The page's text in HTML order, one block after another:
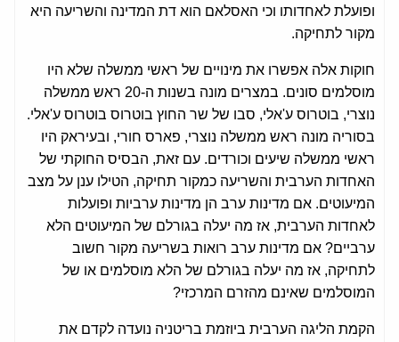
ופועלת לאחדותו וכי האסלאם הוא דת המדינה והשריעה היא
מקור לתחיקה.
חוקות אלה אפשרו את מינויים של ראשי ממשלה שלא היו
מוסלמים סונים. במצרים מונה בשנות ה-20 ראש ממשלה
נוצרי, בוטרוס ע'אלי, סבו של שר החוץ בוטרוס בוטרוס ע'אלי.
בסוריה מונה ראש ממשלה נוצרי, פארס חורי, ובעיראק היו
ראשי ממשלה שיעים וכורדים. עם זאת, הבסיס החוקתי של
האחדות הערבית והשריעה כמקור תחיקה, הטילו ענן על מצב
המיעוטים. אם מדינות ערב הן מדינות ערביות ופועלות
לאחדות הערבית, אז מה יעלה בגורלם של המיעוטים הלא
ערביים? אם מדינות ערב רואות בשריעה מקור חשוב
לתחיקה, אז מה יעלה בגורלם של הלא מוסלמים או של
המוסלמים שאינם מהזרם המרכזי?
הקמת הליגה הערבית ביוזמת בריטניה נועדה לקדם את